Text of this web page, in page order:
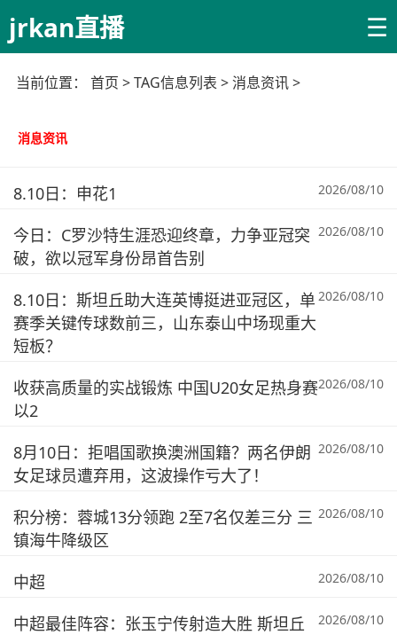
jrkan直播 ☰
当前位置： 首页 > TAG信息列表 > 消息资讯 >
消息资讯
8.10日：申花1 2026/08/10
今日：C罗沙特生涯恐迎终章，力争亚冠突
破，欲以冠军身份昂首告别
2026/08/10
8.10日：斯坦丘助大连英博挺进亚冠区，单
赛季关键传球数前三，山东泰山中场现重大
短板？
2026/08/10
收获高质量的实战锻炼 中国U20女足热身赛
以2
2026/08/10
8月10日：拒唱国歌换澳洲国籍？两名伊朗
女足球员遭弃用，这波操作亏大了！
2026/08/10
积分榜：蓉城13分领跑 2至7名仅差三分 三
镇海牛降级区
2026/08/10
中超 2026/08/10
中超最佳阵容：张玉宁传射造大胜 斯坦丘
2026/08/10